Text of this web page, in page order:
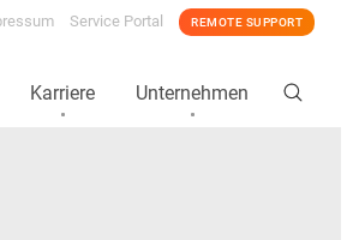
Service Portal REMOTE SUPPORT
Karriere Unternehmen